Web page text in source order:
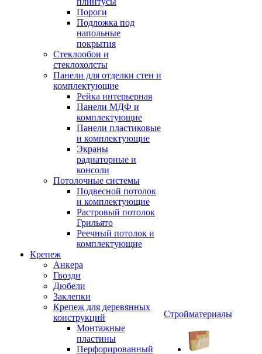
Пороги
Подложка под
напольные
покрытия
Стеклообои и
стеклохолсты
Панели для отделки стен и
комплектующие
Рейка интерьерная
Панели МДФ и
комплектующие
Панели пластиковые
и комплектующие
Экраны
радиаторные и
консоли
Потолочные системы
Подвесной потолок
и комплектующие
Растровый потолок
Грильято
Реечный потолок и
комплектующие
Крепеж
Анкера
Гвозди
Дюбели
Заклепки
Крепеж для деревянных
конструкций
Монтажные
пластины
Перфорированный
Стройматериалы